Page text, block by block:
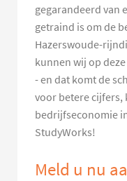
gegarandeerd van
getraind is om de
Hazerswoude-
kunnen wij op
- en dat komt de
voor betere cijfers,
bedrijfseconomie
StudyWorks!
Meld u nu